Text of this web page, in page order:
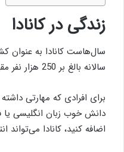
زندگی در كانادا
سال‌هاست كانادا به عنوان
سالانه بالغ بر 250 هزار نفر مقیم می‌پذیرد.
برای افرادی كه مهارتی
دانش خوب زبان انگلیسی یا
اضافه كنید، كانادا می‌تواند